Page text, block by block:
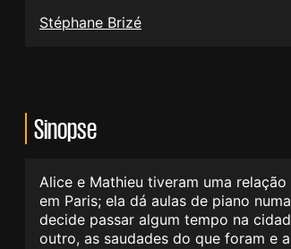
Stéphane Brizé
Sinopse
Alice e Mathieu tiveram uma
em Paris; ela dá aulas de piano
decide passar algum tempo na
outro, as saudades do que foram e